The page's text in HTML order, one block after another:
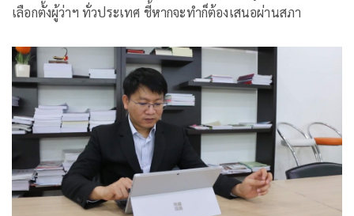
เลือกตั้งผู้ว่าฯ ทั่วประเทศ ชี้หากจะทำก็ต้องเสนอผ่านสภา